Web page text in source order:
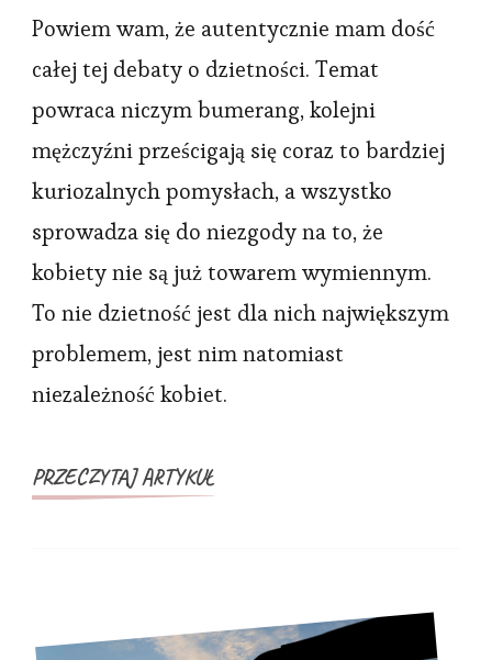
Nie
chodzi
zwiększenie
dzietności,
chodzi
wam
kontroli
nad
Powiem wam, że autentycznie mam dość
całej tej debaty o dzietności. Temat
powraca niczym bumerang, kolejni
mężczyźni prześcigają się coraz to bardziej
kuriozalnych pomysłach, a wszystko
sprowadza się do niezgody na to, że
kobiety nie są już towarem wymiennym.
To nie dzietność jest dla nich największym
problemem, jest nim natomiast
niezależność kobiet.
PRZECZYTAJ ARTYKUŁ